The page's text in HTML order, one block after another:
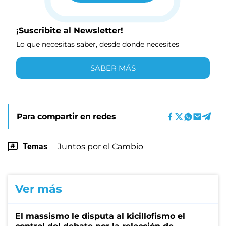
¡Suscribite al Newsletter!
Lo que necesitas saber, desde donde necesites
SABER MÁS
Para compartir en redes
Temas Juntos por el Cambio
Ver más
El massismo le disputa al kicillofismo el